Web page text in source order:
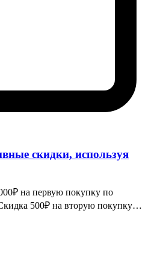
скидки, используя
на первую покупку по
500₽ на вторую покупку…